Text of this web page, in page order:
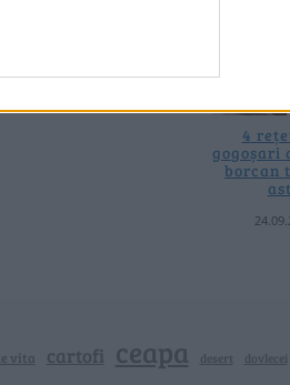
4
gogoșari
borcan
vita cartofi ceapa desert dovlecei